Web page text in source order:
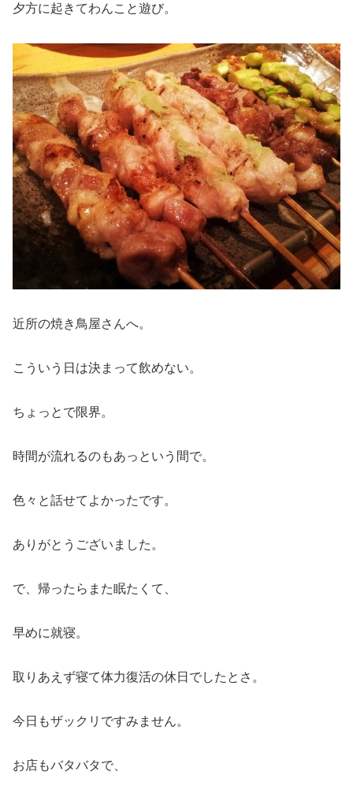
夕方に起きてわんこと遊び。
近所の焼き鳥屋さんへ。
こういう日は決まって飲めない。
ちょっとで限界。
時間が流れるのもあっという間で。
色々と話せてよかったです。
ありがとうございました。
で、帰ったらまた眠たくて、
早めに就寝。
取りあえず寝て体力復活の休日でしたとさ。
今日もザックリですみません。
お店もバタバタで、